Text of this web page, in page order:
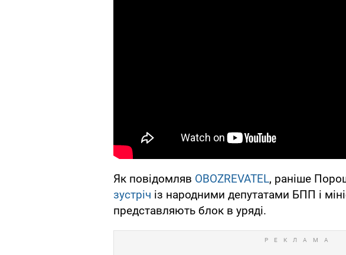
Як повідомляв OBOZREVATEL, раніше
зустріч із народними депутатами БПП і
представляють блок в уряді.